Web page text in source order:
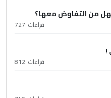
من التفاوض معها؟
قراءات :727
!
قراءات :812